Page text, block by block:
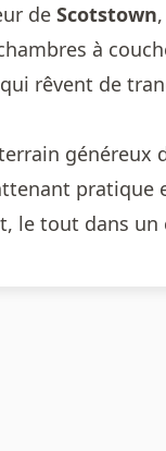
de Scotstown
à
rêvent de
généreux
pratique
le tout dans un